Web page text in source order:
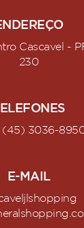
Cascavel -
230
3036-
E-MAIL